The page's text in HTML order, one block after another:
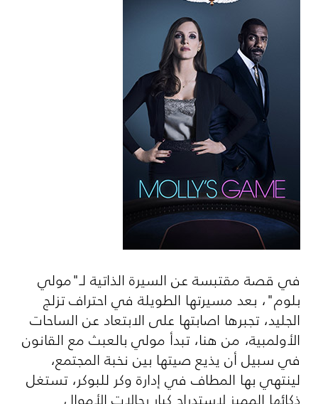
في قصة مقتبسة عن السيرة الذاتية لـ"مولي
بلوم"، بعد مسيرتها الطويلة في احتراف تزلج
الجليد، تجبرها اصابتها على الابتعاد عن الساحات
الأولمبية، من هنا، تبدأ مولي بالعبث مع القانون
في سبيل أن يذيع صيتها بين نخبة المجتمع،
لينتهي بها المطاف في إدارة وكر للبوكر، تستغل